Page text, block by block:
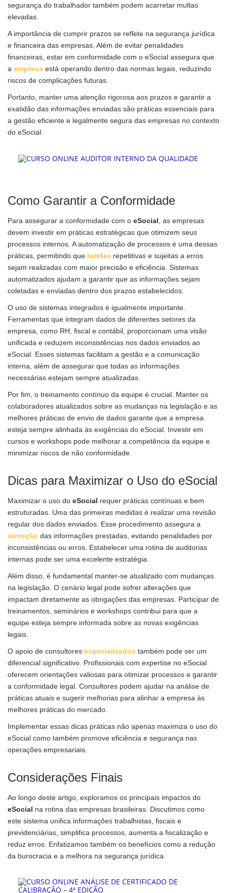
segurança do trabalhador também podem acarretar multas
elevadas.
A importância de cumprir prazos se reflete na segurança jurídica
e financeira das empresas. Além de evitar penalidades
financeiras, estar em conformidade com o eSocial assegura que
a empresa está operando dentro das normas legais, reduzindo
riscos de complicações futuras.
Portanto, manter uma atenção rigorosa aos prazos e garantir a
exatidão das informações enviadas são práticas essenciais para
a gestão eficiente e legalmente segura das empresas no contexto
do eSocial.
Como Garantir a Conformidade
Para assegurar a conformidade com o eSocial , as empresas
devem investir em práticas estratégicas que otimizem seus
processos internos. A automatização de processos é uma dessas
práticas, permitindo que tarefas repetitivas e sujeitas a erros
sejam realizadas com maior precisão e eficiência. Sistemas
automatizados ajudam a garantir que as informações sejam
coletadas e enviadas dentro dos prazos estabelecidos.
O uso de sistemas integrados é igualmente importante.
Ferramentas que integram dados de diferentes setores da
empresa, como RH, fiscal e contábil, proporcionam uma visão
unificada e reduzem inconsistências nos dados enviados ao
eSocial. Esses sistemas facilitam a gestão e a comunicação
interna, além de assegurar que todas as informações
necessárias estejam sempre atualizadas.
Por fim, o treinamento contínuo da equipe é crucial. Manter os
colaboradores atualizados sobre as mudanças na legislação e as
melhores práticas de envio de dados garante que a empresa
esteja sempre alinhada às exigências do eSocial. Investir em
cursos e workshops pode melhorar a competência da equipe e
minimizar riscos de não conformidade.
Dicas para Maximizar o Uso do eSocial
Maximizar o uso do eSocial requer práticas contínuas e bem
estruturadas. Uma das primeiras medidas é realizar uma revisão
regular dos dados enviados. Esse procedimento assegura a
correção das informações prestadas, evitando penalidades por
inconsistências ou erros. Estabelecer uma rotina de auditorias
internas pode ser uma excelente estratégia.
Além disso, é fundamental manter-se atualizado com mudanças
na legislação. O cenário legal pode sofrer alterações que
impactam diretamente as obrigações das empresas. Participar de
treinamentos, seminários e workshops contribui para que a
equipe esteja sempre informada sobre as novas exigências
legais.
O apoio de consultores especializados também pode ser um
diferencial significativo. Profissionais com expertise no eSocial
oferecem orientações valiosas para otimizar processos e garantir
a conformidade legal. Consultores podem ajudar na análise de
práticas atuais e sugerir melhorias para alinhar a empresa às
melhores práticas do mercado.
Implementar essas dicas práticas não apenas maximiza o uso do
eSocial como também promove eficiência e segurança nas
operações empresariais.
Considerações Finais
Ao longo deste artigo, exploramos os principais impactos do
eSocial na rotina das empresas brasileiras. Discutimos como
este sistema unifica informações trabalhistas, fiscais e
previdenciárias, simplifica processos, aumenta a fiscalização e
reduz erros. Enfatizamos também os benefícios como a redução
da burocracia e a melhora na segurança jurídica.